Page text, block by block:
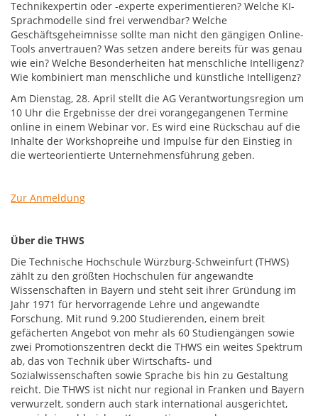
Technikexpertin oder -experte experimentieren? Welche KI-
Sprachmodelle sind frei verwendbar? Welche
Geschäftsgeheimnisse sollte man nicht den gängigen Online-
Tools anvertrauen? Was setzen andere bereits für was genau
wie ein? Welche Besonderheiten hat menschliche Intelligenz?
Wie kombiniert man menschliche und künstliche Intelligenz?
Am Dienstag, 28. April stellt die AG Verantwortungsregion um
10 Uhr die Ergebnisse der drei vorangegangenen Termine
online in einem Webinar vor. Es wird eine Rückschau auf die
Inhalte der Workshopreihe und Impulse für den Einstieg in
die werteorientierte Unternehmensführung geben.
Zur Anmeldung
Über die THWS
Die Technische Hochschule Würzburg-Schweinfurt (THWS)
zählt zu den größten Hochschulen für angewandte
Wissenschaften in Bayern und steht seit ihrer Gründung im
Jahr 1971 für hervorragende Lehre und angewandte
Forschung. Mit rund 9.200 Studierenden, einem breit
gefächerten Angebot von mehr als 60 Studiengängen sowie
zwei Promotionszentren deckt die THWS ein weites Spektrum
ab, das von Technik über Wirtschafts- und
Sozialwissenschaften sowie Sprache bis hin zu Gestaltung
reicht. Die THWS ist nicht nur regional in Franken und Bayern
verwurzelt, sondern auch stark international ausgerichtet,